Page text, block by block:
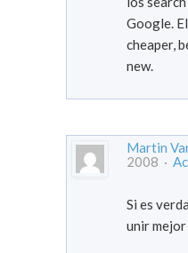
Google. El tema en Internet es
cheaper,
new.
Martin
2008 ·
Si es
unir